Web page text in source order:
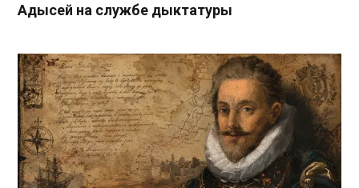
Адысей на службе дыктатуры